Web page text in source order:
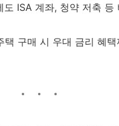
도 ISA 계좌, 청약 저축
택 구매 시 우대 금리 혜